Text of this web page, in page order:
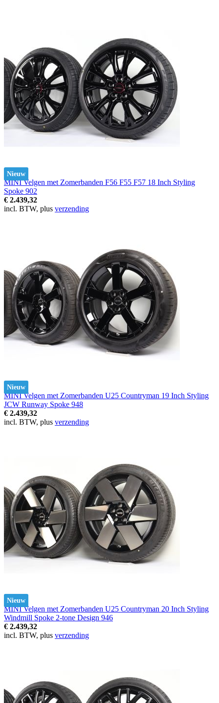
Nieuw
MINI Velgen met Zomerbanden F56 F55 F57 18 Inch Styling
Spoke 902
€ 2.439,32
incl. BTW, plus verzending
Nieuw
MINI Velgen met Zomerbanden U25 Countryman 19 Inch Styling
JCW Runway Spoke 948
€ 2.439,32
incl. BTW, plus verzending
Nieuw
MINI Velgen met Zomerbanden U25 Countryman 20 Inch Styling
Windmill Spoke 2-tone Design 946
€ 2.439,32
incl. BTW, plus verzending